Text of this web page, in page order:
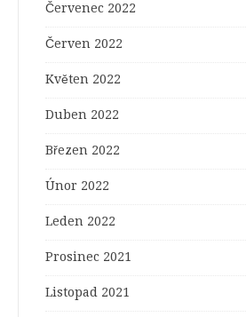
Červenec 2022
Červen 2022
Květen 2022
Duben 2022
Březen 2022
Únor 2022
Leden 2022
Prosinec 2021
Listopad 2021